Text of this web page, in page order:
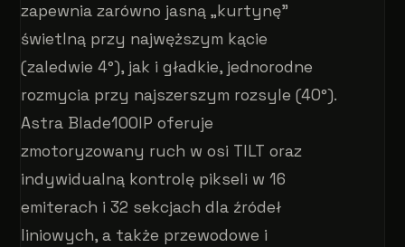
zapewnia zarówno jasną „kurtynę”
świetlną przy najwęższym kącie
(zaledwie 4°), jak i gładkie, jednorodne
rozmycia przy najszerszym rozsyle (40°).
Astra Blade100IP oferuje
zmotoryzowany ruch w osi TILT oraz
indywidualną kontrolę pikseli w 16
emiterach i 32 sekcjach dla źródeł
liniowych, a także przewodowe i